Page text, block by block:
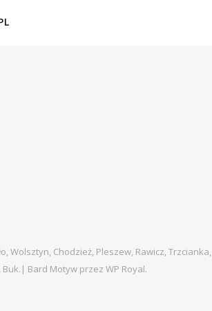
Wolsztyn, Chodzież, Pleszew, Rawicz, Trzcianka,
Buk.| Bard Motyw przez WP Royal.